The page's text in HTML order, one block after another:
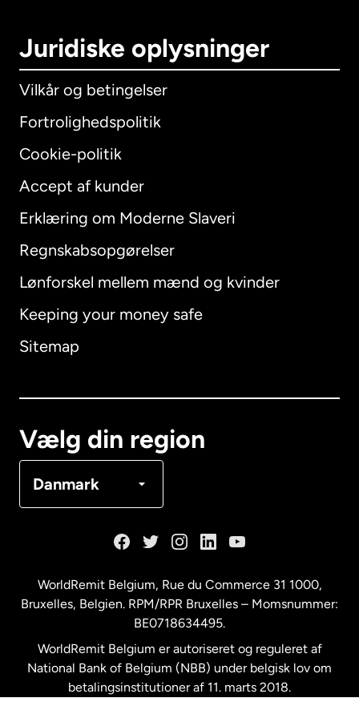
Juridiske oplysninger
Vilkår og betingelser
Fortrolighedspolitik
Cookie-politik
Accept af kunder
Erklæring om Moderne Slaveri
Regnskabsopgørelser
Lønforskel mellem mænd og kvinder
Keeping your money safe
Sitemap
Vælg din region
Danmark
International English
Australien
Malaysia
New Zealand
WorldRemit Belgium, Rue du Commerce 31 1000,
Bruxelles, Belgien. RPM/RPR Bruxelles – Momsnummer:
BE0718634495.
WorldRemit Belgium er autoriseret og reguleret af
National Bank of Belgium (NBB) under belgisk lov om
betalingsinstitutioner af 11. marts 2018.